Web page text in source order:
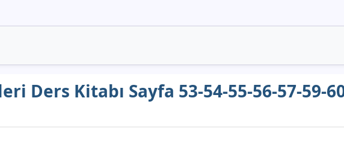
Ders Kitabı Sayfa 53-54-55-56-57-59-